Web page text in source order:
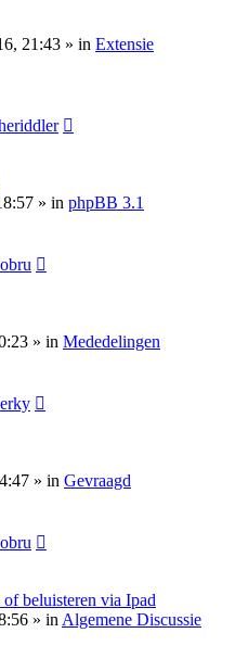
21:43 » in Extensie
» in phpBB 3.1
» in Mededelingen
» in Gevraagd
beluisteren via Ipad
» inAlgemene Discussie